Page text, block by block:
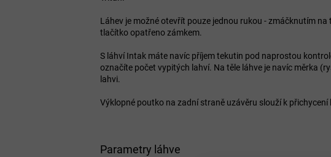
Láhev je možné otevřít pouze jednou rukou - zmáčknutím
tlačítko opatřeno zámkem.
S láhví Intak máte navíc příjem tekutin pod naprostou
označíte počet vypitých lahví. Na těle láhve je navíc měrka
lahvi.
Výklopné poutko na zadní straně uzávěru slouží k
Parametry láhve